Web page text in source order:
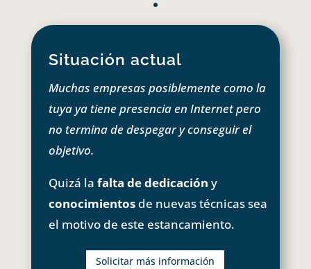
Situación actual
Muchas empresas posiblemente como la
tuya ya tiene presencia en Internet pero
no termina de despegar y conseguir el
objetivo.
Quizá la falta de dedicación y
conocimientosde nuevas técnicas sea
el motivo de este estancamiento.
Solicitar más información